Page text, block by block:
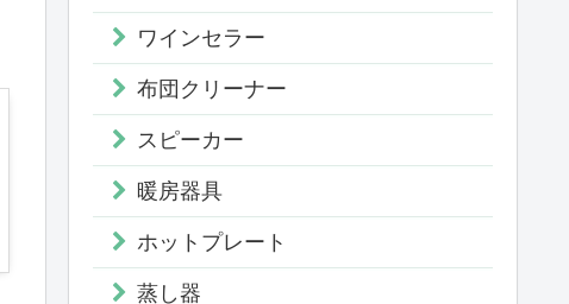
ワインセラー
布団クリーナー
スピーカー
暖房器具
ホットプレート
蒸し器